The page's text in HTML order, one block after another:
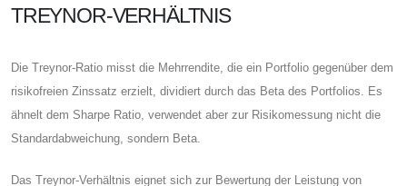
TREYNOR-VERHÄLTNIS
Die Treynor-Ratio misst die Mehrrendite, die ein Portfolio gegenüber dem
risikofreien Zinssatz erzielt, dividiert durch das Beta des Portfolios. Es
ähnelt dem Sharpe Ratio, verwendet aber zur Risikomessung nicht die
Standardabweichung, sondern Beta.
Das Treynor-Verhältnis eignet sich zur Bewertung der Leistung von